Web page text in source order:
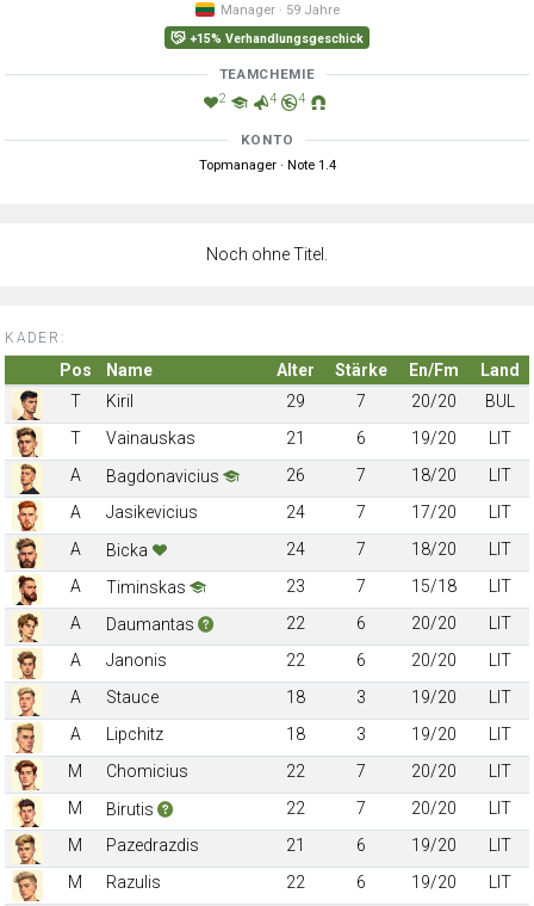
Manager · 59 Jahre
+15% Verhandlungsgeschick
TEAMCHEMIE
2 4 4
KONTO
Topmanager · Note 1.4
Noch ohne Titel.
KADER:
Pos Name Alter Stärke En/Fm
Land
T
Kiril 29 7 20/20
BUL
T
Vainauskas 21 6 19/20
LIT
A
Bagdonavicius 26 7 18/20
LIT
A
Jasikevicius 24 7 17/20
LIT
A
Bicka 24 7 18/20
LIT
A
Timinskas 23 7 15/18
LIT
A
Daumantas 22 6 20/20
LIT
A
Janonis 22 6 20/20
LIT
A
Stauce 18 3 19/20
LIT
A
Lipchitz 18 3 19/20
LIT
M
Chomicius 22 7 20/20
LIT
M
Birutis 22 7 20/20
LIT
M
Pazedrazdis 21 6 19/20
LIT
M
Razulis 22 6 19/20
LIT